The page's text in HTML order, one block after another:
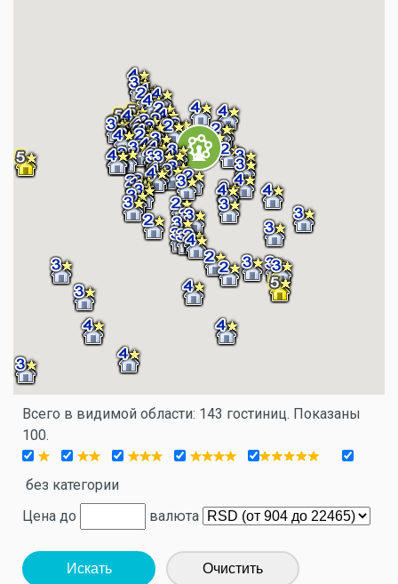
Всего в видимой области: 143 гостиниц. Показаны
100.
без категории
Цена до
валюта
Искать Очистить